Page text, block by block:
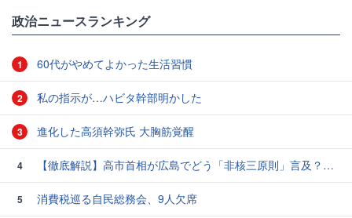
政治ニュースランキング
1 60代がやめてよかった生活習慣
2 私の指示が…ハビタ幹部明かした
3 進化した高須幹弥氏 大胸筋覚醒
4 【徹底解説】高市首相が広島でどう「非核三原則」言及？現状にとどめ将来は明言せず 著書では「邪魔になる」と主張
5
消費税巡る自民総務会、9人欠席